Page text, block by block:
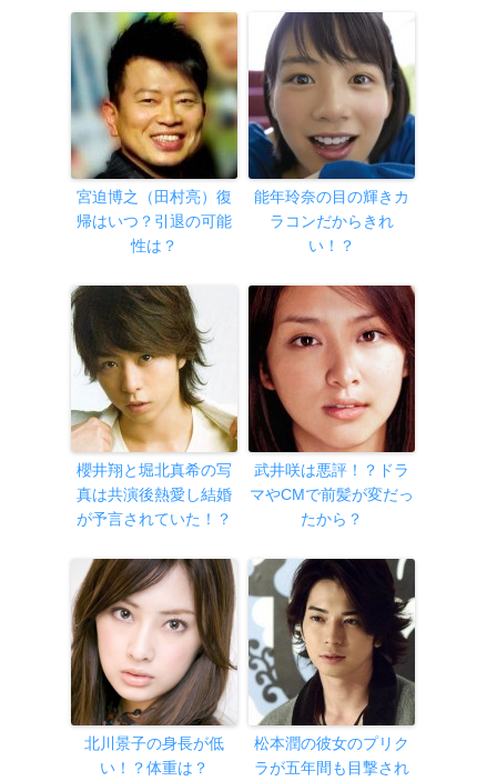
宮迫博之（田村亮）復
帰はいつ？引退の可能
性は？
能年玲奈の目の輝きカ
ラコンだからきれ
い！？
櫻井翔と堀北真希の写
真は共演後熱愛し結婚
が予言されていた！？
武井咲は悪評！？ドラ
マやCMで前髪が変だっ
たから？
北川景子の身長が低
い！？体重は？
松本潤の彼女のプリク
ラが五年間も目撃され